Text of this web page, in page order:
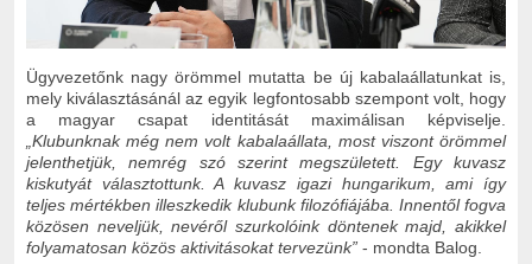
Ügyvezetőnk nagy örömmel mutatta be új kabalaállatunkat is,
mely kiválasztásánál az egyik legfontosabb szempont volt, hogy
a magyar csapat identitását maximálisan képviselje.
„Klubunknak még nem volt kabalaállata, most viszont örömmel
jelenthetjük, nemrég szó szerint megszületett. Egy kuvasz
kiskutyát választottunk. A kuvasz igazi hungarikum, ami így
teljes mértékben illeszkedik klubunk filozófiájába. Innentől fogva
közösen neveljük, nevéről szurkolóink döntenek majd, akikkel
folyamatosan közös aktivitásokat tervezünk” - mondta Balog.